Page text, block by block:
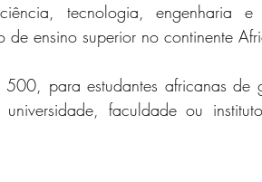
tecnologia, engenharia e
de ensino superior no continente
para estudantes africanas de
universidade, faculdade ou